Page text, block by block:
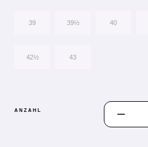
39 39½ 40
42½ 43
ANZAHL